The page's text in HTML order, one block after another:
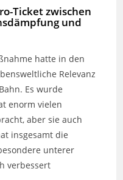
Ticket zwischen
und
hatte in den
Relevanz
Es wurde
enorm vielen
aber sie auch
insgesamt die
unterer
verbessert